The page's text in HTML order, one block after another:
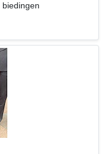
biedingen